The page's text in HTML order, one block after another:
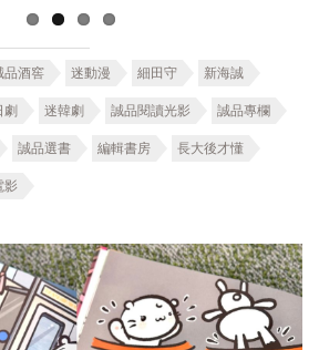
品酒窖 迷動漫 細田守 新海誠
劇 迷韓劇 誠品閱讀光影 誠品專欄
誠品選書 編輯書房 長大後才懂
影